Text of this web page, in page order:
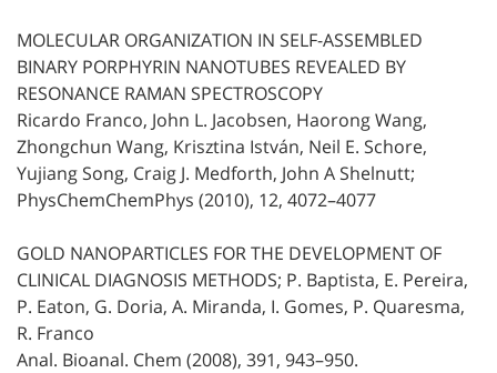
MOLECULAR ORGANIZATION IN SELF-ASSEMBLED
BINARY PORPHYRIN NANOTUBES REVEALED BY
RESONANCE RAMAN SPECTROSCOPY
Ricardo Franco, John L. Jacobsen, Haorong Wang,
Zhongchun Wang, Krisztina István, Neil E. Schore,
Yujiang Song, Craig J. Medforth, John A Shelnutt;
PhysChemChemPhys (2010), 12, 4072–4077
GOLD NANOPARTICLES FOR THE DEVELOPMENT OF
CLINICAL DIAGNOSIS METHODS; P. Baptista, E. Pereira,
P. Eaton, G. Doria, A. Miranda, I. Gomes, P. Quaresma,
R. Franco
Anal. Bioanal. Chem (2008), 391, 943–950.